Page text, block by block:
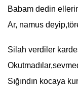
Babam dedin
Ar, namus
Silah verdiler
Sığındın kocaya